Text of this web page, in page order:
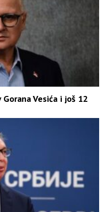
Vesića i još 12